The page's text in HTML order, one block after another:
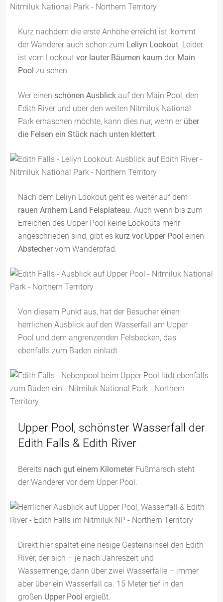
Kurz nachdem die erste Anhöhe erreicht ist, kommt
der Wanderer auch schon zum Leliyn Lookout. Leider
ist vom Lookout vor lauter Bäumen kaum der Main
Pool zu sehen.
Wer einen schönen Ausblick auf den Main Pool, den
Edith River und über den weiten Nitmiluk National
Park erhaschen möchte, kann dies nur, wenn er über
die Felsen ein Stück nach unten klettert.
Nach dem Leliyn Lookout geht es weiter auf dem
rauen Arnhem Land Felsplateau. Auch wenn bis zum
Erreichen des Upper Pool keine Lookouts mehr
angeschrieben sind, gibt es kurz vor Upper Pool einen
Abstechervom Wanderpfad.
Von diesem Punkt aus, hat der Besucher einen
herrlichen Ausblick auf den Wasserfall am Upper
Pool und dem angrenzenden Felsbecken, das
ebenfalls zum Baden einlädt.
Upper Pool, schönster Wasserfall der
Edith Falls & Edith River
Bereits nach gut einem KilometerFußmarsch steht
der Wanderer vor dem Upper Pool.
Direkt hier spaltet eine riesige Gesteinsinsel den Edith
River, der sich – je nach Jahreszeit und
Wassermenge, dann über zwei Wasserfälle – immer
aber über ein Wasserfall ca. 15 Meter tief in den
großen Upper Pool ergießt.